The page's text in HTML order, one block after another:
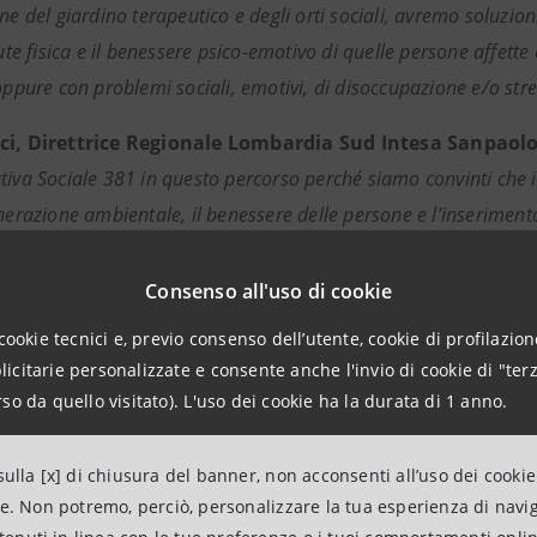
Consenso all'uso di cookie
tecnici e, previo consenso dell’utente, cookie di
personalizzate e consente anche l'invio di cookie di
da quello visitato). L'uso dei cookie ha la durata di 1 anno.
[x] di chiusura del banner, non acconsenti all’uso dei
Non potremo, perciò, personalizzare la tua esperienza di
del giardino terapeutico e degli orti sociali, avremo
fisica e il benessere psico-emotivo di quelle persone
con problemi sociali, emotivi, di disoccupazione e/o
Direttrice Regionale Lombardia Sud Intesa Sanpaolo
Sociale 381 in questo percorso perché siamo convinti
ambientale, il benessere delle persone e
solidarietà e senso di comunità e dimostra come
Lombardia, abbiamo sostenuto ad oggi circa 40 iniziative
il Programma Formula ci vede come partner strategico di
con l’ambizione di perseguire cambiamenti sostenibili ed
temi di: emergenza e povertà; supporto sanitario e fragilità;
e orientamento; rigenerazione urbana e ambientale; e
risultati significativi con oltre 170 progetti sostenuti.